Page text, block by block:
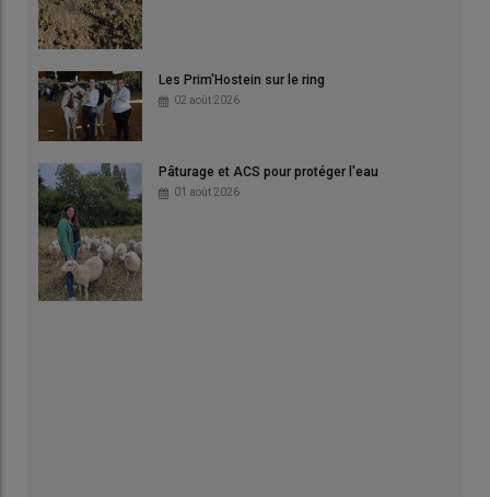
Les Prim'Hostein sur le ring
02 août 2026
Pâturage et ACS pour protéger l'eau
01 août 2026